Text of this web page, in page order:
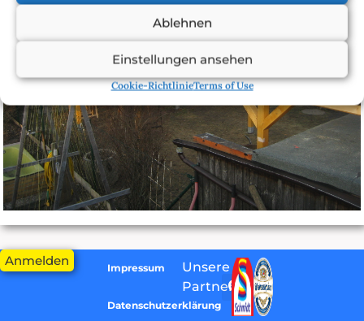
Ablehnen
Einstellungen ansehen
Cookie-RichtlinieTerms of Use
Angefangen hat es mit ein paar Hülsen in kaltem Boden…
Anmelden Impressum
Datenschutzerklärung
Unsere
Partner: